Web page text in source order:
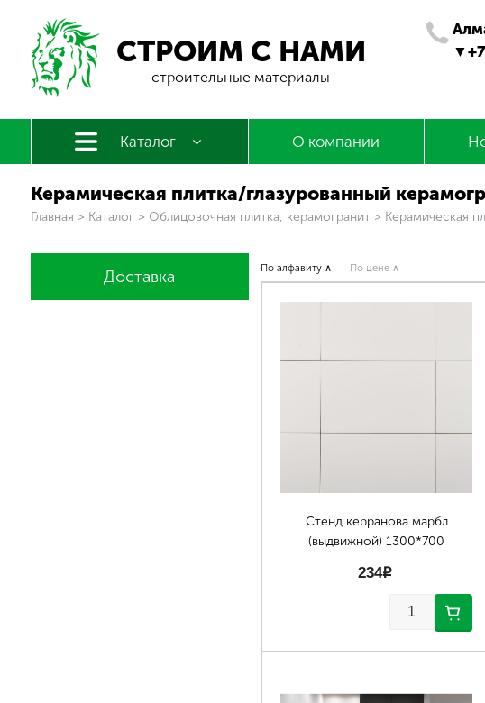
СТРОИМ С НАМИ
строительные материалы
Каталог О компании
Керамическая плитка/глазурованный
Вы здесь
Главная > Каталог > Облицовочная плитка, керамогранит > Керамическая
Доставка По алфавиту ∧ По цене ∧
Стенд керранова марбл
(выдвижной) 1300*700
234p